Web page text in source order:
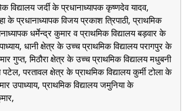
विद्यालय जर्दी के प्रधानाध्यापक कृष्णदेव यादव,
के प्रधानाध्यापक विजय प्रकाश त्रिपाठी, प्राथमिक
धर्मेन्द्र कुमार व प्राथमिक विद्यालय बड़वार के
धानी क्षेत्र के उच्च प्राथमिक विद्यालय परागपुर के
गुप्त, मिठौरा क्षेत्र के उच्च प्राथमिक विद्यालय मधुबनी
परतावल क्षेत्र के प्राथमिक विद्यालय कुर्मी टोला के
उपाध्याय, प्राथमिक विद्यालय जमुनिया के